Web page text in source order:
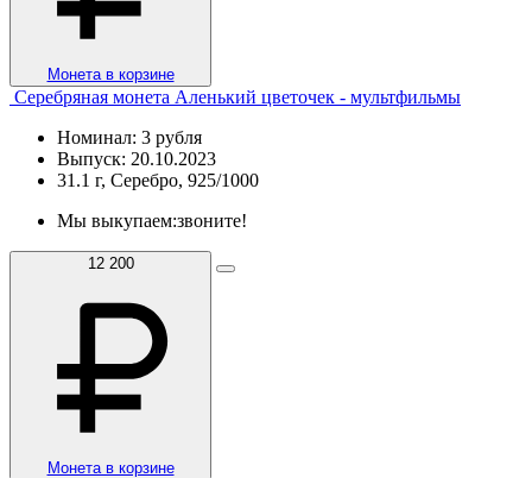
Монета в корзине
Серебряная монета Аленький цветочек - мультфильмы
Номинал: 3 рубля
Выпуск: 20.10.2023
31.1 г, Серебро, 925/1000
Мы выкупаем:звоните!
12 200
Монета в корзине